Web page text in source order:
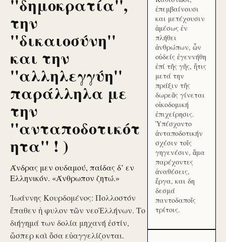
''δημοκρατία'',
την
''δικαιοσύνη''
και την
''αλληλεγγύη''
παράλληλα με
την
''ανταποδοτικότ
ητα'' ! )
Άνδρας μεν ουδαμού, παίδας δ’ εν
Ελληνικόν. «Άνθρωπον ζητώ.»
Ἰωάννης Κουρδομένος: Πολλοστόν
ἔπαθεν ἡ φυλον τῶν νεοἙλλήνων. Το
διήγημά των δολία μηχανή ἐστίν,
ὥσπερ καὶ ὅσα εὐαγγελίζονται.
ἐπεμβαίνουσι
και μετέχουσιν
ἀμέσως ἐν
πλήθει
ἀνθρώπων, ὧν
οὐδείς ἐγεννήθη
ἐπί τῆς γῆς, ἥτις
μετά την
πράξιν τῆς
δωρεᾶς γίνεται
οἰκοδομική
ἐπιχείρησις.
Ὑπέσχοντο
ἀνταποδοτικήν
σχέσιν τοῖς
γηγενέσιν, ἅμα
παρέχοντες
ἀναθέσεις,
ἔργα, και δη
δεσμά
παντοδαποῖς
τρίτοις.